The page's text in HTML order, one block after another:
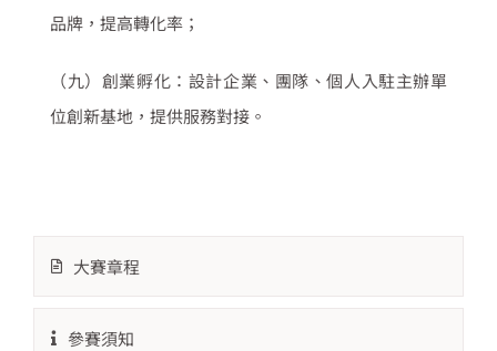
品牌，提高轉化率；
（九）創業孵化：設計企業、團隊、個人入駐主辦單
位創新基地，提供服務對接。
大賽章程
參賽須知